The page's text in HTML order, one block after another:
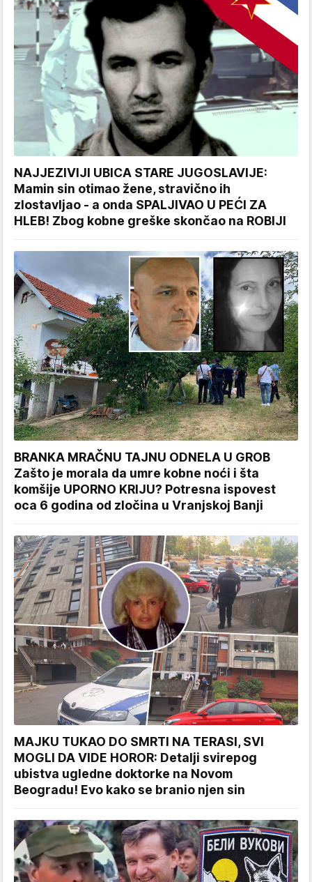
NAJJEZIVIJI UBICA STARE JUGOSLAVIJE:
Mamin sin otimao žene, stravično ih
zlostavljao - a onda SPALJIVAO U PEĆI ZA
HLEB! Zbog kobne greške skončao na ROBIJI
BRANKA MRAČNU TAJNU ODNELA U GROB
Zašto je morala da umre kobne noći i šta
komšije UPORNO KRIJU? Potresna ispovest
oca 6 godina od zločina u Vranjskoj Banji
MAJKU TUKAO DO SMRTI NA TERASI, SVI
MOGLI DA VIDE HOROR: Detalji svirepog
ubistva ugledne doktorke na Novom
Beogradu! Evo kako se branio njen sin